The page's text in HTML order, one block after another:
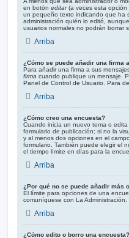
en botón editar(a veces esta opción
un pequeño texto indicando que ha
administración quién lo editó,
usuarios normales no podrán borrar
Arriba
¿Cómo se puede añadir una firma
Para añadir una firma a sus
firma cuando publique un mensaje.
Panel de Control de Usuario. Para
Arriba
¿Cómo creo una encuesta?
Cuando inicia un nuevo tema o
formulario de publicación; si no la
y al menos dos opciones en el
formulario. También puede elegir el
el tiempo límite en días para la
Arriba
¿Por qué no se puede añadir más
El límite para opciones de una
comuníquese con La Administración.
Arriba
¿Cómo edito o borro una encuesta?